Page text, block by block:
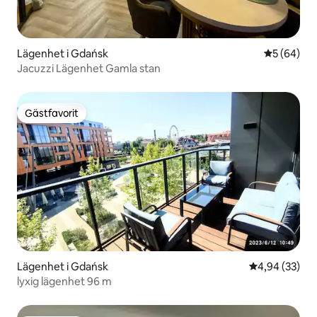
Lägenhet i Gdańsk 5 av 5 i
5 (64)
Jacuzzi Lägenhet Gamla stan
Gästfavorit
Gästfavorit
Lägenhet i Gdańsk 4,94 av 5 i
4,94 (33)
lyxig lägenhet 96 m